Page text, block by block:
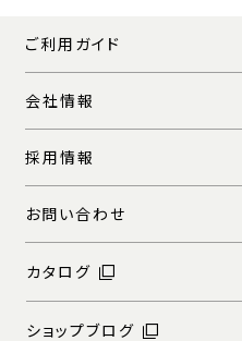
ご利用ガイド
会社情報
採用情報
お問い合わせ
カタログ
ショップブログ